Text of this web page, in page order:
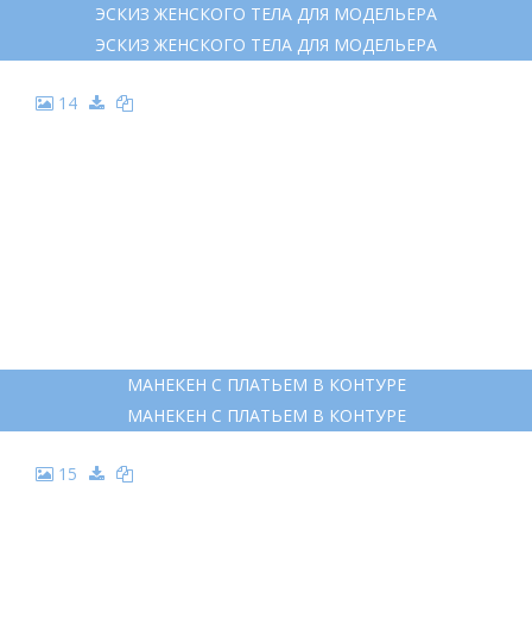
ЭСКИЗ ЖЕНСКОГО ТЕЛА ДЛЯ МОДЕЛЬЕРА
ЭСКИЗ ЖЕНСКОГО ТЕЛА ДЛЯ МОДЕЛЬЕРА
14
МАНЕКЕН С ПЛАТЬЕМ В КОНТУРЕ
МАНЕКЕН С ПЛАТЬЕМ В КОНТУРЕ
15